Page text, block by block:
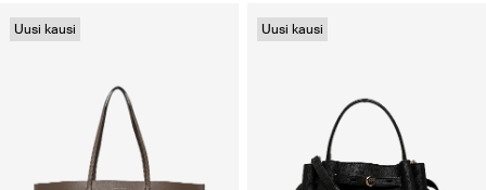
Uusi kausi Uusi kausi